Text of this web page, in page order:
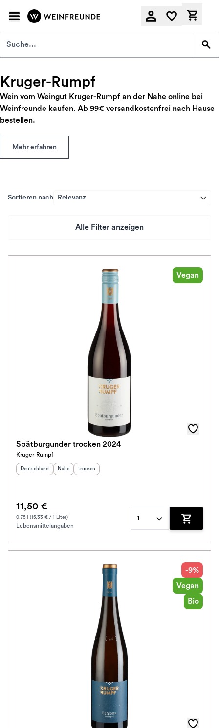
Kruger-Rumpf
Wein vom Weingut Kruger-Rumpf an der Nahe online bei
Weinfreunde kaufen. Ab 99€ versandkostenfrei nach Hause
bestellen.
Mehr erfahren
Sortieren nach Relevanz
Alle Filter anzeigen
Jahrgang
Vegan
Spätburgunder trocken 2024
Kruger-Rumpf
Herkunftsland
Deutschland Herkunftsregion:
Nahe Geschmack
trocken
11,50 €
0.75 l (15.33 € / 1 Liter)
Lebensmittelangaben
1
Zum
-9%
Vegan
Bio